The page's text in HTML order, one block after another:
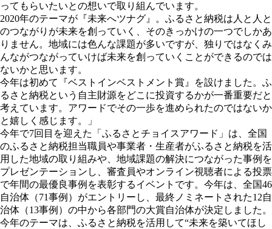
ってもらいたいとの想いで取り組んでいます。
2020年のテーマが『未来へツナグ』。ふるさと納税は人と人と
のつながりが未来を創っていく、そのきっかけの一つでしかあ
りません。地域には色んな課題が多いですが、独りではなくみ
んながつながっていけば未来を創っていくことができるのでは
ないかと思います。
今年は初めて『ベストインベストメント賞』を設けました。ふ
るさと納税という自主財源をどこに投資するかが一番重要だと
考えています。アワードでその一歩を進められたのではないか
と嬉しく感じます。」
今年で7回目を迎えた「ふるさとチョイスアワード」は、全国
のふるさと納税担当職員や事業者・生産者がふるさと納税を活
用した地域の取り組みや、地域課題の解決につながった事例を
プレゼンテーションし、審査員やオンライン視聴者による投票
で年間の最優良事例を表彰するイベントです。今年は、全国46
自治体（71事例）がエントリーし、最終ノミネートされた12自
治体（13事例）の中から各部門の大賞自治体が決定しました。
今年のテーマは、ふるさと納税を活用して“未来を築いてほし